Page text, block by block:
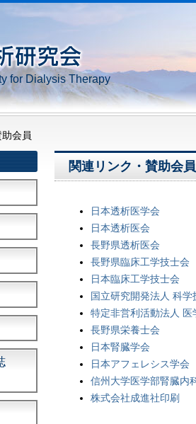
for Dialysis Therapy
会員
関連リンク・賛助会員
日本透析医学会
日本透析医会
長野県透析医会
長野県臨床工学技士会
日本臨床工学技士会
国立研究開発法人 科
特定非営利活動法人
長野県栄養士会
日本腎臓学会
日本アフェレシス学会
信州大学医学部腎臓内
株式会社成進社印刷